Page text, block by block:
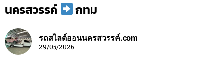
นครสวรรค์ กทม
รถสไลด์ออนนครสวรรค์.com
29/05/2026